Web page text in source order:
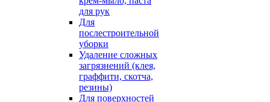
для рук
Для
послестроительной
уборки
Удаление сложных
загрязнений (клея,
граффити, скотча,
резины)
Для поверхностей